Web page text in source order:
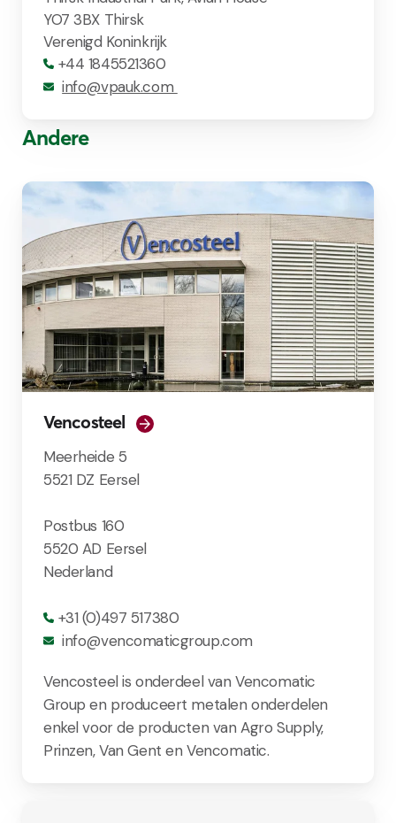
YO7 3BX Thirsk
Verenigd Koninkrijk
+44 1845521360
info@vpauk.com
Andere
Vencosteel
Meerheide 5
5521 DZ Eersel
Postbus 160
5520 AD Eersel
Nederland
+31 (0)497 517380
info@vencomaticgroup.com
Vencosteel is onderdeel van Vencomatic
Group en produceert metalen onderdelen
enkel voor de producten van Agro Supply,
Prinzen, Van Gent en Vencomatic.